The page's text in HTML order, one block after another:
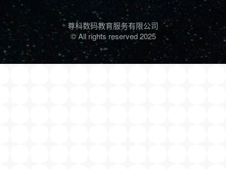
尊科数码教育服务有限公司
© All rights reserved 2025